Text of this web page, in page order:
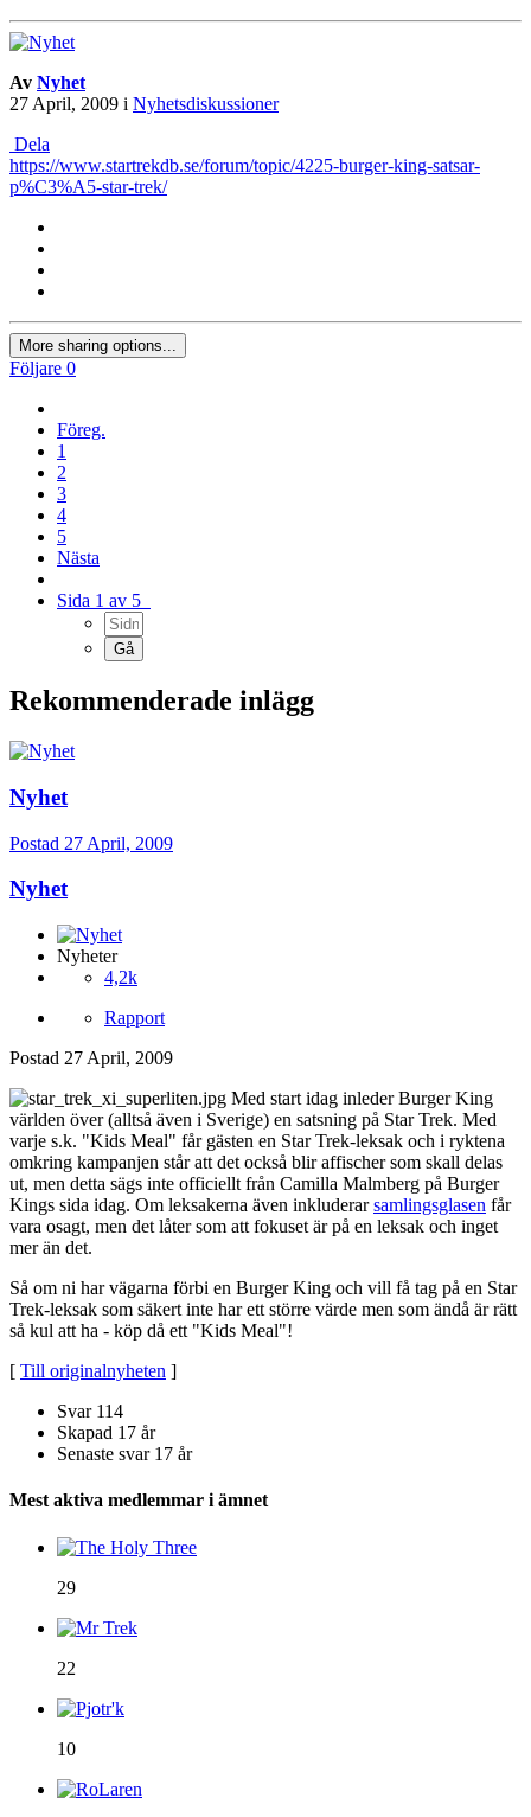
Av Nyhet
27 April, 2009 i Nyhetsdiskussioner
Dela
https://www.startrekdb.se/forum/topic/4225-burger-king-satsar-
p%C3%A5-star-trek/
More sharing options...
Följare 0
Föreg.
1
2
3
4
5
Nästa
Sida 1 av 5
Rekommenderade inlägg
Nyhet
Postad 27 April, 2009
Nyhet
Nyheter
4,2k
Rapport
Postad 27 April, 2009
Med start idag inleder Burger King
världen över (alltså även i Sverige) en satsning på Star Trek. Med
varje s.k. "Kids Meal" får gästen en Star Trek-leksak och i ryktena
omkring kampanjen står att det också blir affischer som skall delas
ut, men detta sägs inte officiellt från Camilla Malmberg på Burger
Kings sida idag. Om leksakerna även inkluderarsamlingsglasen får
vara osagt, men det låter som att fokuset är på en leksak och inget
mer än det.
Så om ni har vägarna förbi en Burger King och vill få tag på en Star
Trek-leksak som säkert inte har ett större värde men som ändå är rätt
så kul att ha - köp då ett "Kids Meal"!
[ Till originalnyheten ]
Svar 114
Skapad 17 år
Senaste svar 17 år
Mest aktiva medlemmar i ämnet
29
22
10